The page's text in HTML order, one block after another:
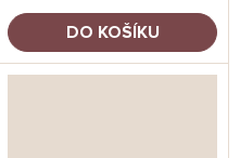
DO KOŠÍKU